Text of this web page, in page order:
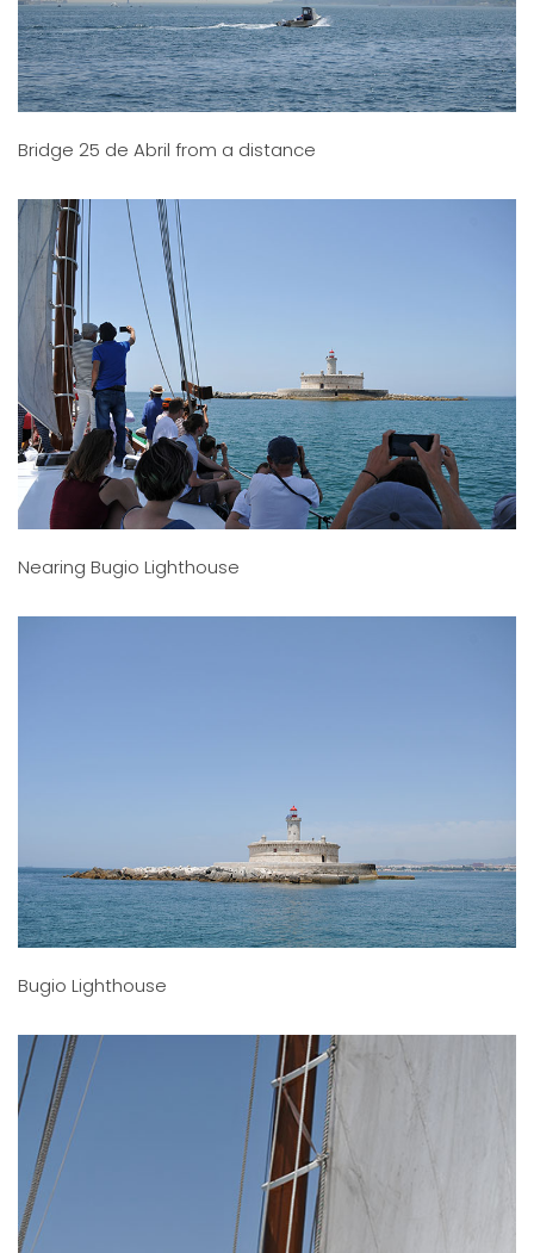
Bridge 25 de Abril from a distance
Nearing Bugio Lighthouse
Bugio Lighthouse